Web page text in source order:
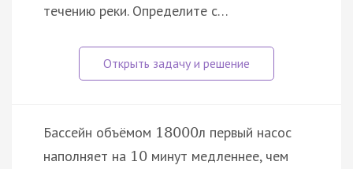
течению реки. Определите с…
Бассейн объёмом 18000л первый насос
наполняет на 10 минут медленнее, чем